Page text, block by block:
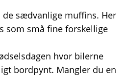
sædvanlige muffins. Her
som små fine forskellige
hvor bilerne
bordpynt. Mangler du en